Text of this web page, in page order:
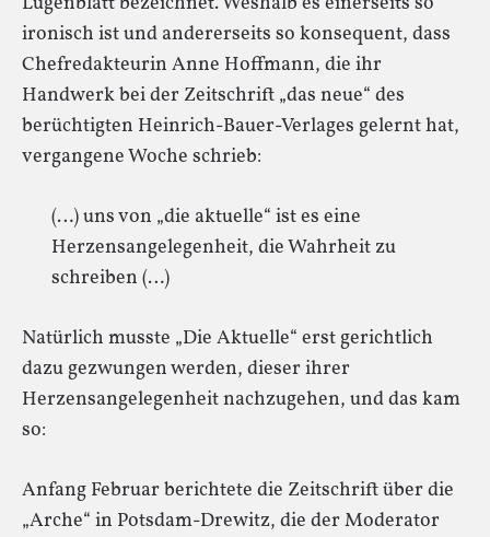
ironisch ist und andererseits so konsequent, dass
Chefredakteurin Anne Hoffmann, die ihr
Handwerk bei der Zeitschrift „das neue“ des
berüchtigten Heinrich-Bauer-Verlages gelernt hat,
vergangene Woche schrieb:
(…) uns von „die aktuelle“ ist es eine
Herzensangelegenheit, die Wahrheit zu
schreiben (…)
Natürlich musste „Die Aktuelle“ erst gerichtlich
dazu gezwungen werden, dieser ihrer
Herzensangelegenheit nachzugehen, und das kam
so:
Anfang Februar berichtete die Zeitschrift über die
„Arche“ in Potsdam-Drewitz, die der Moderator